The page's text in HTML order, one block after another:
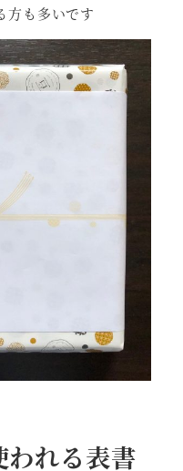
方も多いです
われる表書